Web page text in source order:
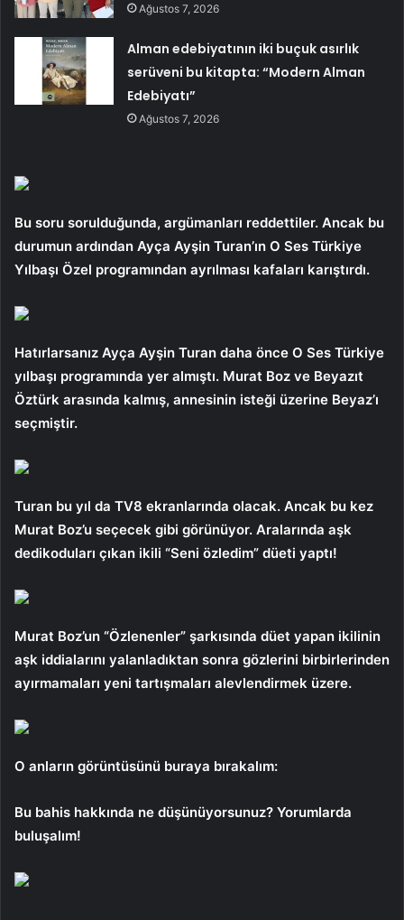
Ağustos 7, 2026
Alman edebiyatının iki buçuk asırlık
serüveni bu kitapta: “Modern Alman
Edebiyatı”
Ağustos 7, 2026
Bu soru sorulduğunda, argümanları reddettiler. Ancak bu
durumun ardından Ayça Ayşin Turan’ın O Ses Türkiye
Yılbaşı Özel programından ayrılması kafaları karıştırdı.
Hatırlarsanız Ayça Ayşin Turan daha önce O Ses Türkiye
yılbaşı programında yer almıştı. Murat Boz ve Beyazıt
Öztürk arasında kalmış, annesinin isteği üzerine Beyaz’ı
seçmiştir.
Turan bu yıl da TV8 ekranlarında olacak. Ancak bu kez
Murat Boz’u seçecek gibi görünüyor. Aralarında aşk
dedikoduları çıkan ikili “Seni özledim” düeti yaptı!
Murat Boz’un “Özlenenler” şarkısında düet yapan ikilinin
aşk iddialarını yalanladıktan sonra gözlerini birbirlerinden
ayırmamaları yeni tartışmaları alevlendirmek üzere.
O anların görüntüsünü buraya bırakalım:
Bu bahis hakkında ne düşünüyorsunuz? Yorumlarda
buluşalım!